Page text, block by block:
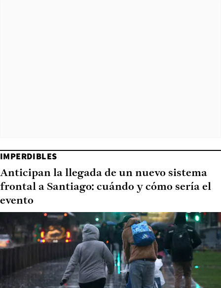
IMPERDIBLES
Anticipan la llegada de un nuevo sistema
frontal a Santiago: cuándo y cómo sería el
evento